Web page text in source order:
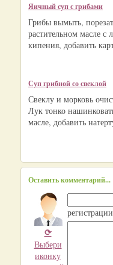
Яичный суп с грибами
Грибы вымыть,
растительном масле с
кипения, добавить
Суп грибной со свеклой
Свеклу и морковь
Лук тонко
масле, добавить
Оставить комментарий...
⟳
Выбери
иконку
регистрации